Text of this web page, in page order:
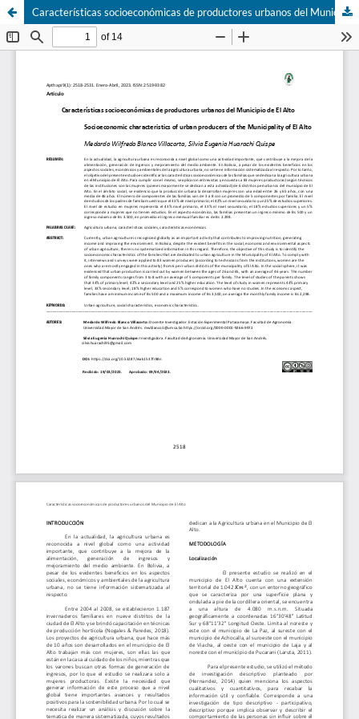
Características socioeconómicas de productores urbanos del Municipio de El Alto